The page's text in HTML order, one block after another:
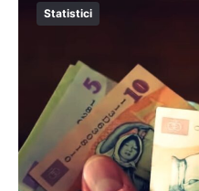
Statistici